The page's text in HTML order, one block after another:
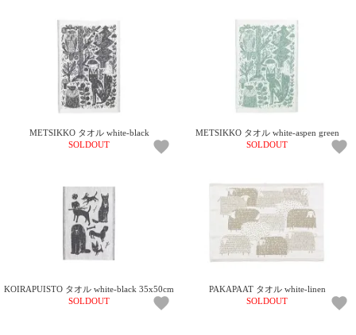
METSIKKO タオル white-black
SOLDOUT
METSIKKO タオル white-aspen green
SOLDOUT
KOIRAPUISTO タオル white-black 35x50cm
SOLDOUT
PAKAPAAT タオル white-linen
SOLDOUT